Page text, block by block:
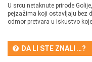
U srcu netaknute prirode
pejzažima koji ostavljaju bez
odmor pretvara u iskustvo
DA LI STE ZNALI …?